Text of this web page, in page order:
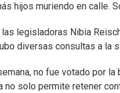
hijos muriendo en calle.
legisladoras Nibia
diversas consultas a la
no fue votado por
no solo permite retener